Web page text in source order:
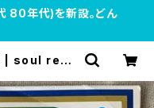
年代)を新設。どん
| soul resp